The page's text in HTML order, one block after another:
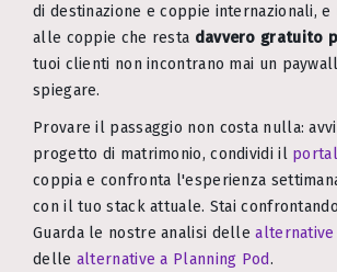
di destinazione e coppie internazionali, e
alle coppie che resta davvero gratuito
tuoi clienti non incontrano mai un
spiegare.
Provare il passaggio non costa nulla:
progetto di matrimonio, condividi il
coppia e confronta l'esperienza
con il tuo stack attuale. Stai
Guarda le nostre analisi dellealternative
delle alternative a Planning Pod.